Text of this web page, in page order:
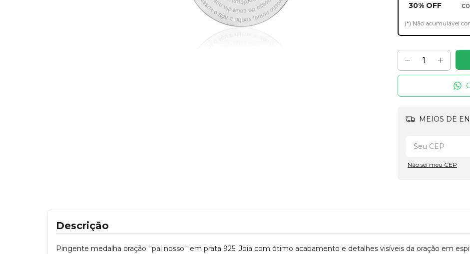
30% OFF
(*) Não acumulável
MEIOS DE
Não sei meu CEP
Descrição
Pingente medalha oração ''pai nosso'' em prata 925. Joia com ótimo acabamento e detalhes visíveis da oração em